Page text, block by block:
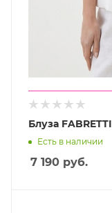
Блуза FABRETTI
Есть в наличии
7 190 руб.